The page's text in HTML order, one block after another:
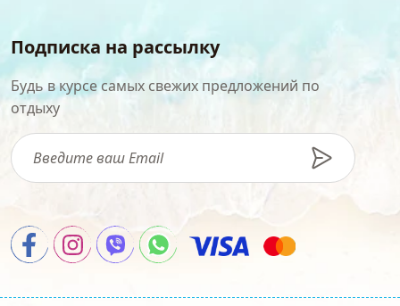
Подписка на рассылку
Будь в курсе самых свежих предложений по
отдыху